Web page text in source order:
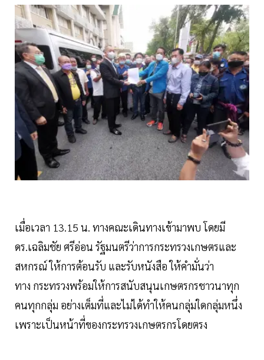
เมื่อเวลา 13.15 น. ทางคณะเดินทางเข้ามาพบ โดยมี
ดร.เฉลิมชัย ศรีอ่อน รัฐมนตรีว่าการกระทรวงเกษตรและ
สหกรณ์ ให้การต้อนรับ และรับหนังสือ ให้คำมั่นว่า
ทาง กระทรวงพร้อมให้การสนับสนุนเกษตรกรชาวนาทุก
คนทุกกลุ่ม อย่างเต็มที่และไม่ได้ทำให้คนกลุ่มใดกลุ่มหนึ่ง
เพราะเป็นหน้าที่ของกระทรวงเกษตรกรโดยตรง